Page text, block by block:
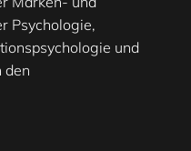
Psychologie,
und
den